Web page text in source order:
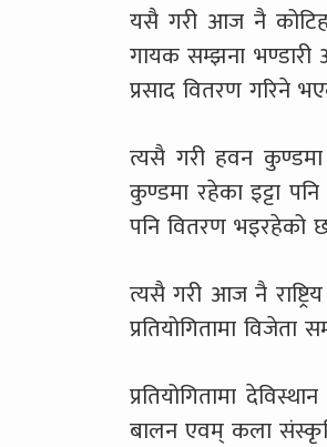
यसै गरी आज नै
गायक सम्झना
प्रसाद वितरण गरिने
त्यसै गरी हवन
कुण्डमा रहेका इट्टा
पनि वितरण भइरहेको
त्यसै गरी आज नै
प्रतियोगितामा
प्रतियोगितामा
बालन एवम् कला